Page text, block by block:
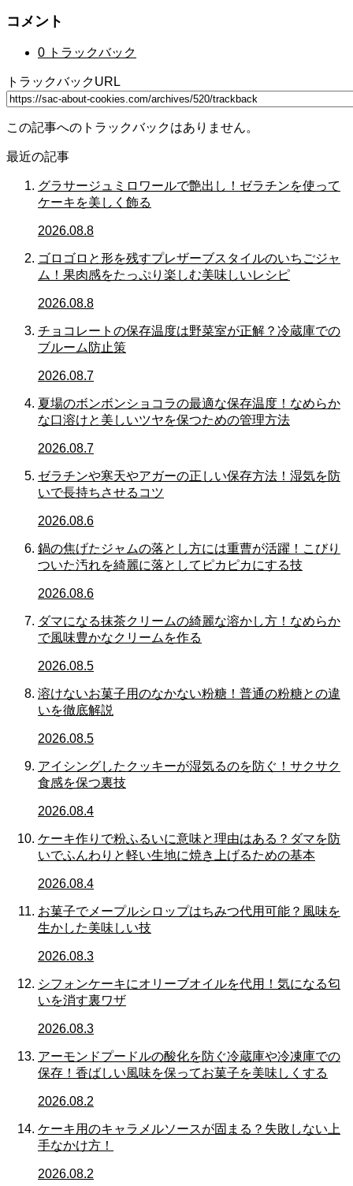
コメント
0 トラックバック
トラックバックURL
この記事へのトラックバックはありません。
最近の記事
グラサージュミロワールで艶出し！ゼラチンを使って
ケーキを美しく飾る
2026.08.8
ゴロゴロと形を残すプレザーブスタイルのいちごジャ
ム！果肉感をたっぷり楽しむ美味しいレシピ
2026.08.8
チョコレートの保存温度は野菜室が正解？冷蔵庫での
ブルーム防止策
2026.08.7
夏場のボンボンショコラの最適な保存温度！なめらか
な口溶けと美しいツヤを保つための管理方法
2026.08.7
ゼラチンや寒天やアガーの正しい保存方法！湿気を防
いで長持ちさせるコツ
2026.08.6
鍋の焦げたジャムの落とし方には重曹が活躍！こびり
ついた汚れを綺麗に落としてピカピカにする技
2026.08.6
ダマになる抹茶クリームの綺麗な溶かし方！なめらか
で風味豊かなクリームを作る
2026.08.5
溶けないお菓子用のなかない粉糖！普通の粉糖との違
いを徹底解説
2026.08.5
アイシングしたクッキーが湿気るのを防ぐ！サクサク
食感を保つ裏技
2026.08.4
ケーキ作りで粉ふるいに意味と理由はある？ダマを防
いでふんわりと軽い生地に焼き上げるための基本
2026.08.4
お菓子でメープルシロップはちみつ代用可能？風味を
生かした美味しい技
2026.08.3
シフォンケーキにオリーブオイルを代用！気になる匂
いを消す裏ワザ
2026.08.3
アーモンドプードルの酸化を防ぐ冷蔵庫や冷凍庫での
保存！香ばしい風味を保ってお菓子を美味しくする
2026.08.2
ケーキ用のキャラメルソースが固まる？失敗しない上
手なかけ方！
2026.08.2